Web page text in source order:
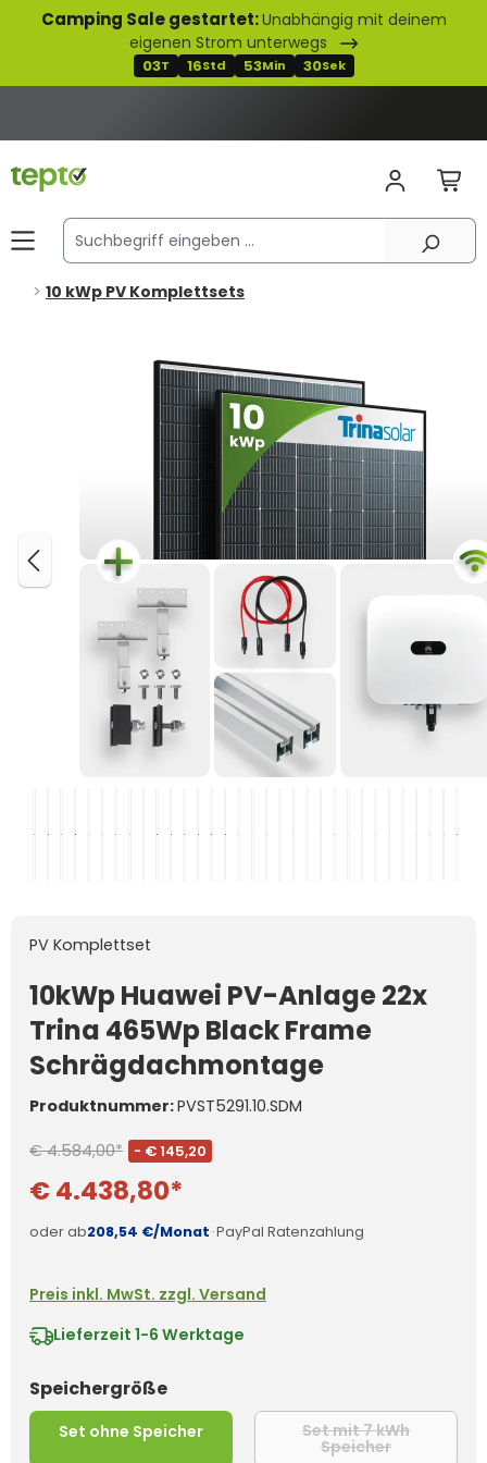
springen
Camping Sale gestartet:Unabhängig mit deinem
eigenen Strom unterwegs
03T 16Std 53Min 29Sek
10 kWp PV Komplettsets
PV Komplettset
10kWp Huawei PV-Anlage 22x
Trina 465Wp Black Frame
Schrägdachmontage
Produktnummer:PVST5291.10.SDM
€ 4.584,00* - € 145,20
€ 4.438,80*
oder ab208,54 €/Monat ·PayPal Ratenzahlung
Preis inkl. MwSt. zzgl. Versand
Lieferzeit 1-6 Werktage
Speichergrößeauswählen
Set ohne Speicher Set mit 7 kWh
Speicher(Diese